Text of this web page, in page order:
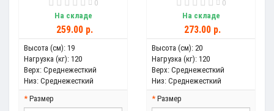
0
На складе
259.00 р.
Высота (см): 19
Нагрузка (кг): 120
Верх: Среднежесткий
Низ: Среднежесткий
Размер
0
На складе
273.00 р.
Высота (см): 20
Нагрузка (кг): 120
Верх: Среднежесткий
Низ: Среднежесткий
Размер